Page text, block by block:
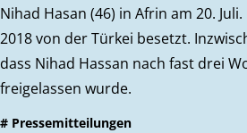
Nihad Hasan (46) in Afrin am 20.
2018 von der Türkei besetzt.
dass Nihad Hassan nach fast drei
freigelassen wurde.
# Pressemitteilungen